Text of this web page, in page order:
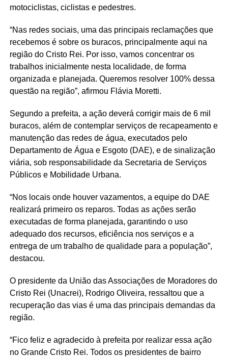
motociclistas, ciclistas e pedestres.
“Nas redes sociais, uma das principais reclamações que
recebemos é sobre os buracos, principalmente aqui na
região do Cristo Rei. Por isso, vamos concentrar os
trabalhos inicialmente nesta localidade, de forma
organizada e planejada. Queremos resolver 100% dessa
questão na região”, afirmou Flávia Moretti.
Segundo a prefeita, a ação deverá corrigir mais de 6 mil
buracos, além de contemplar serviços de recapeamento e
manutenção das redes de água, executados pelo
Departamento de Água e Esgoto (DAE), e de sinalização
viária, sob responsabilidade da Secretaria de Serviços
Públicos e Mobilidade Urbana.
“Nos locais onde houver vazamentos, a equipe do DAE
realizará primeiro os reparos. Todas as ações serão
executadas de forma planejada, garantindo o uso
adequado dos recursos, eficiência nos serviços e a
entrega de um trabalho de qualidade para a população”,
destacou.
O presidente da União das Associações de Moradores do
Cristo Rei (Unacrei), Rodrigo Oliveira, ressaltou que a
recuperação das vias é uma das principais demandas da
região.
“Fico feliz e agradecido à prefeita por realizar essa ação
no Grande Cristo Rei. Todos os presidentes de bairro